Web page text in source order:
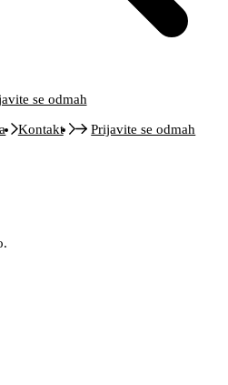
se odmah
Kontakt Prijavite se odmah